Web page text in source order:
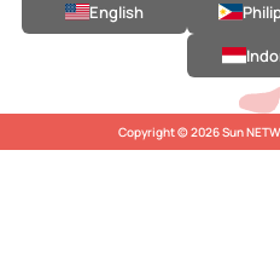
English
Copyright © 2026 Sun